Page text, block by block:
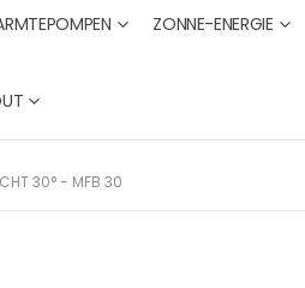
ZONNE-ENERGIE
30° - MFB 30